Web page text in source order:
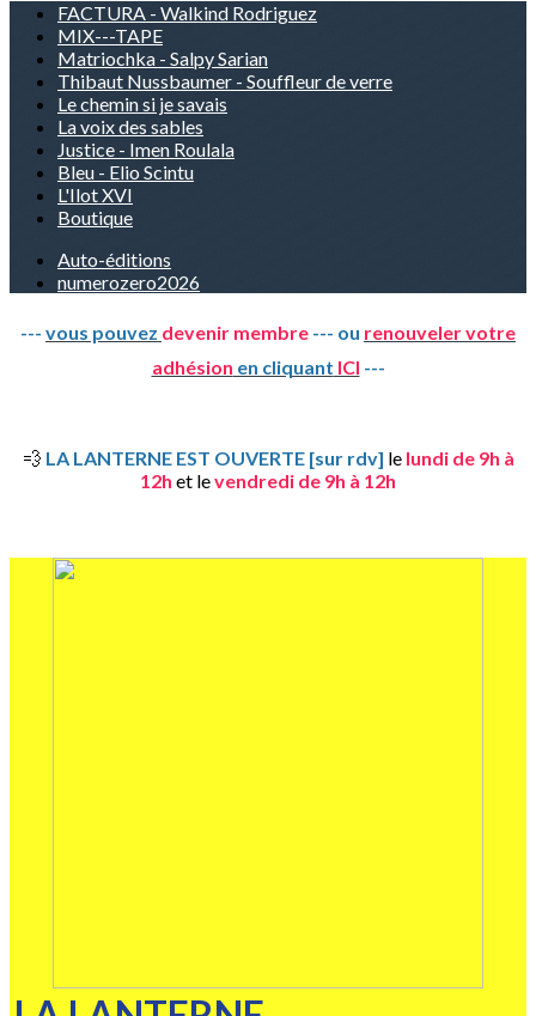
FACTURA - Walkind Rodriguez
MIX---TAPE
Matriochka - Salpy Sarian
Thibaut Nussbaumer - Souffleur de verre
Le chemin si je savais
La voix des sables
Justice - Imen Roulala
Bleu - Elio Scintu
L'Ilot XVI
Boutique
Auto-éditions
numerozero2026
--- vous pouvez devenir membre --- ou renouveler votre
adhésion en cliquant ICI ---
💨 LA LANTERNE EST OUVERTE [sur rdv] le lundi de 9h à
12h et levendredi de 9h à 12h